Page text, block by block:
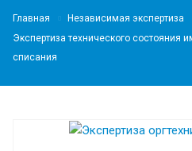
Главная
Независимая экспертиза
Экспертиза технического состояния
списания